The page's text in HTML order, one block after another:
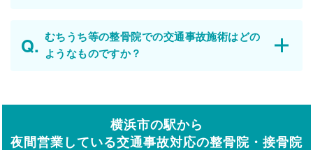
むちうち等の整骨院での交通事故施術はどの
ようなものですか？
横浜市の駅から
夜間営業している交通事故対応の整骨院・接骨院